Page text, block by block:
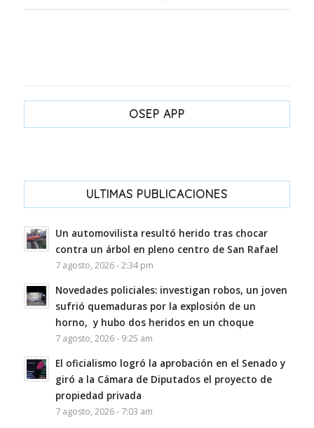
OSEP APP
ULTIMAS PUBLICACIONES
Un automovilista resultó herido tras chocar
contra un árbol en pleno centro de San Rafael
7 agosto, 2026 - 2:34 pm
Novedades policiales: investigan robos, un joven
sufrió quemaduras por la explosión de un
horno, y hubo dos heridos en un choque
7 agosto, 2026 - 9:25 am
El oficialismo logró la aprobación en el Senado y
giró a la Cámara de Diputados el proyecto de
propiedad privada
7 agosto, 2026 - 7:03 am